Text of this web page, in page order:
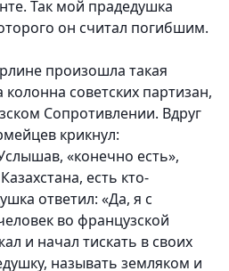
Так мой прадедушка
он считал погибшим.
произошла такая
советских партизан,
Сопротивлении. Вдруг
крикнул:
«конечно есть»,
есть кто-
ответил: «Да, я с
во французской
и начал тискать в своих
называть земляком и